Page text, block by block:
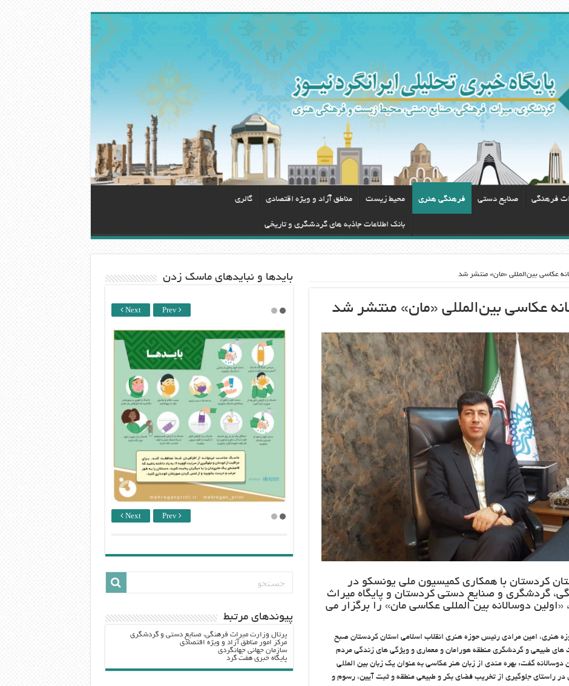
فرهنگی صنایع دستی فرهنگی هنری محيط زيست مناطق آزاد و ویژه اقتصادی گالری
بانک اطلاعات جاذبه های گردشگری و تاریخی
عکاسی بین‌المللی «مان» منتشر شد
عکاسی بین‌المللی «مان» منتشر شد
کردستان با همکاری کمیسیون ملی یونسکو در
گردشگری و صنایع دستی کردستان و پایگاه میراث
دوسالانه بین المللی عکاسی مان» را برگزار می
هنری، امین مرادی رئیس حوزه هنری انقلاب اسلامی استان کردستان صبح
های طبیعی و گردشگری منطقه هورامان و معماری و ویژگی های زندگی مردم
گفت: بهره مندی از زبان هنر عکاسی به عنوان یک زبان بین المللی
راستای جلوگیری از تخریب فضای بکر و طبیعی منطقه و ثبت آیین، رسوم و
باید‌ها و نبایدهای ماسک زدن
Next Prev
Next Prev
پيوندهاي مرتبط
پرتال وزارت ميراث فرهنگي، صنایع دستی و گردشگري
مرکز امور مناطق آزاد و ویژه اقتصادی
سازمان جهانی جهانگردی
پایگاه خبری هفت گرد